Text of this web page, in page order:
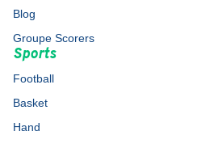
Blog
Groupe Scorers
Sports
Football
Basket
Hand